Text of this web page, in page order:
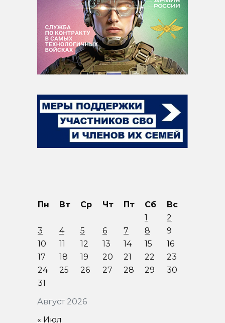
Август 2026
Пн Вт Ср Чт Пт Сб
Вс
1
2
3
4 5 6 7 8
9
10
11 12 13 14 15
16
17
18 19 20 21 22
23
24
25 26 27 28 29
30
31
« Июл